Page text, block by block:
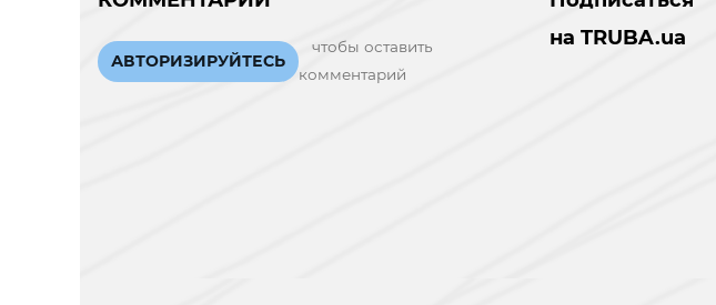
АВТОРИЗИРУЙТЕСЬ
чтобы оставить
комментарий
на TRUBA.ua